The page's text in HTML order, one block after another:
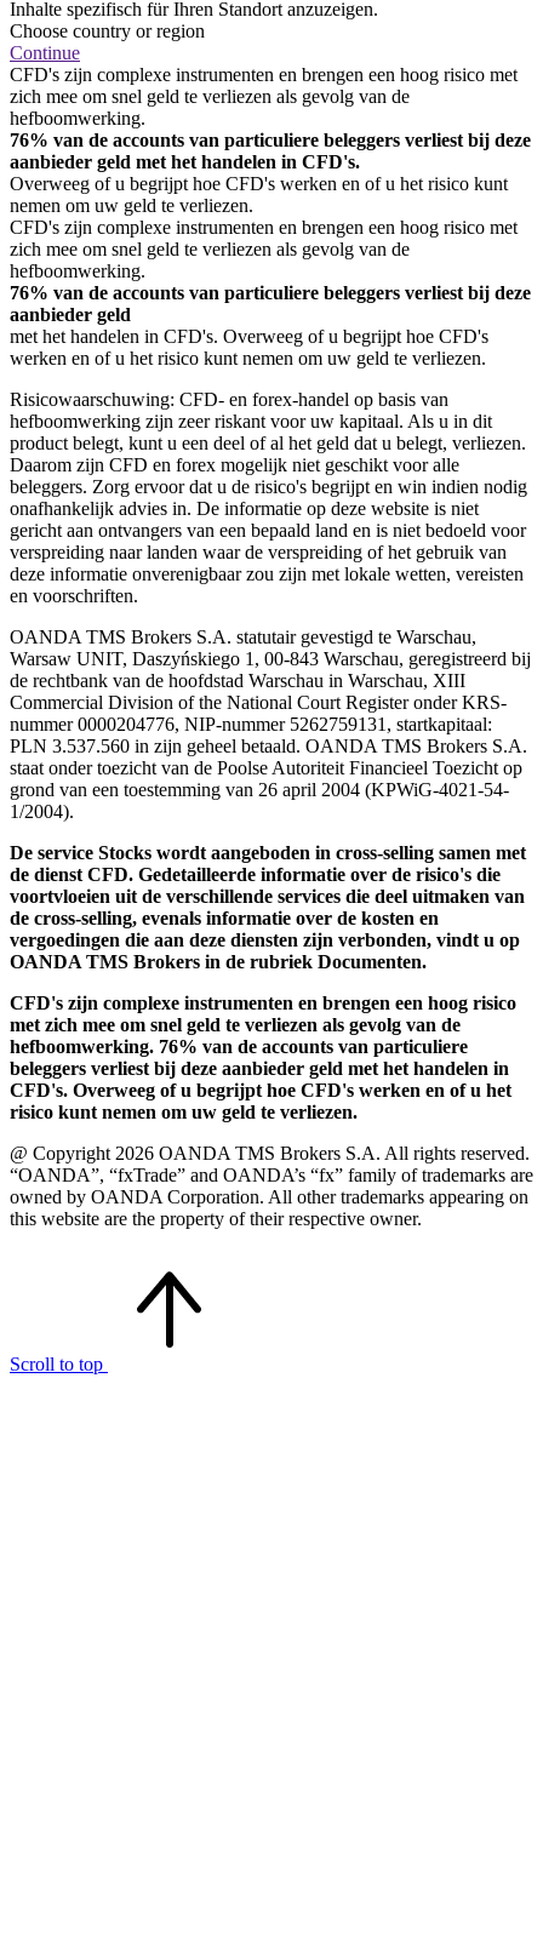
Inhalte spezifisch für Ihren Standort anzuzeigen.
Choose country or region
Continue
CFD's zijn complexe instrumenten en brengen een hoog risico met
zich mee om snel geld te verliezen als gevolg van de
hefboomwerking.
76% van de accounts van particuliere beleggers verliest bij deze
aanbieder geld met het handelen in CFD's.
Overweeg of u begrijpt hoe CFD's werken en of u het risico kunt
nemen om uw geld te verliezen.
CFD's zijn complexe instrumenten en brengen een hoog risico met
zich mee om snel geld te verliezen als gevolg van de
hefboomwerking.
76% van de accounts van particuliere beleggers verliest bij deze
aanbieder geld
met het handelen in CFD's. Overweeg of u begrijpt hoe CFD's
werken en of u het risico kunt nemen om uw geld te verliezen.
Risicowaarschuwing: CFD- en forex-handel op basis van
hefboomwerking zijn zeer riskant voor uw kapitaal. Als u in dit
product belegt, kunt u een deel of al het geld dat u belegt, verliezen.
Daarom zijn CFD en forex mogelijk niet geschikt voor alle
beleggers. Zorg ervoor dat u de risico's begrijpt en win indien nodig
onafhankelijk advies in. De informatie op deze website is niet
gericht aan ontvangers van een bepaald land en is niet bedoeld voor
verspreiding naar landen waar de verspreiding of het gebruik van
deze informatie onverenigbaar zou zijn met lokale wetten, vereisten
en voorschriften.
OANDA TMS Brokers S.A. statutair gevestigd te Warschau,
Warsaw UNIT, Daszyńskiego 1, 00-843 Warschau, geregistreerd bij
de rechtbank van de hoofdstad Warschau in Warschau, XIII
Commercial Division of the National Court Register onder KRS-
nummer 0000204776, NIP-nummer 5262759131, startkapitaal:
PLN 3.537.560 in zijn geheel betaald. OANDA TMS Brokers S.A.
staat onder toezicht van de Poolse Autoriteit Financieel Toezicht op
grond van een toestemming van 26 april 2004 (KPWiG-4021-54-
1/2004).
De service Stocks wordt aangeboden in cross-selling samen met
de dienst CFD. Gedetailleerde informatie over de risico's die
voortvloeien uit de verschillende services die deel uitmaken van
de cross-selling, evenals informatie over de kosten en
vergoedingen die aan deze diensten zijn verbonden, vindt u op
OANDA TMS Brokers in de rubriek Documenten.
CFD's zijn complexe instrumenten en brengen een hoog risico
met zich mee om snel geld te verliezen als gevolg van de
hefboomwerking. 76% van de accounts van particuliere
beleggers verliest bij deze aanbieder geld met het handelen in
CFD's. Overweeg of u begrijpt hoe CFD's werken en of u het
risico kunt nemen om uw geld te verliezen.
@ Copyright 2026 OANDA TMS Brokers S.A. All rights reserved.
“OANDA”, “fxTrade” and OANDA’s “fx” family of trademarks are
owned by OANDA Corporation. All other trademarks appearing on
this website are the property of their respective owner.
Scroll to top